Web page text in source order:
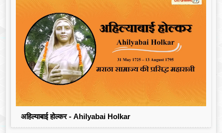
अहिल्याबाई होल्कर - Ahilyabai Holkar